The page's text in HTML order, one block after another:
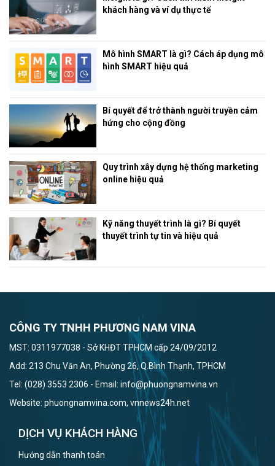
khách hàng và ví dụ thực tế
Mô hình SMART là gì? Cách áp dụng mô
hình SMART hiệu quả
Bí quyết để trở thành người truyền cảm
hứng cho cộng đồng
Quy trình xây dựng hệ thống marketing
online hiệu quả
Kỹ năng thuyết trình là gì? Bí quyết
thuyết trình tự tin và hiệu quả
CÔNG TY TNHH PHƯƠNG NAM VINA
MST: 0311977038 - Sở KHĐT TPHCM cấp 24/09/2012
Add: 213 Chu Văn An, Phường 26, Q.Bình Thạnh, TPHCM
Tel: (028) 3553 2306 - Email: info@phuongnamvina.vn
Website: phuongnamvina.com, vnnews24h.net
DỊCH VỤ KHÁCH HÀNG
Hướng dẫn thanh toán